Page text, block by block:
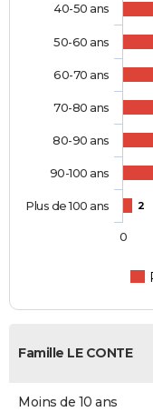
2
40-50 ans
50-60 ans
60-70 ans
70-80 ans
80-90 ans
90-100 ans
Plus de 100 ans
0
Famille LE CONTE
Moins de 10 ans